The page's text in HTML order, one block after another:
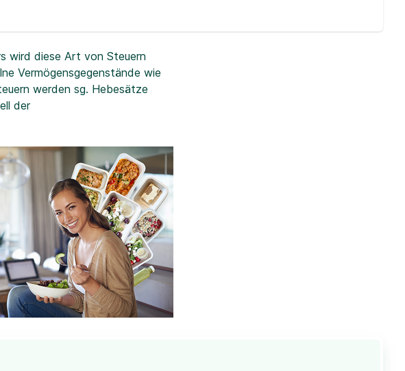
wird diese Art von Steuern
Vermögensgegenstände wie
werden sg. Hebesätze
der